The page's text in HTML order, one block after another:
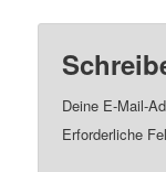
Deine E-Mail-
Erforderliche